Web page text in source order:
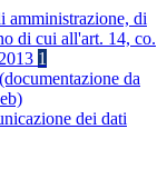
amministrazione, di
di cui all'art. 14, co.
1
da
dei dati